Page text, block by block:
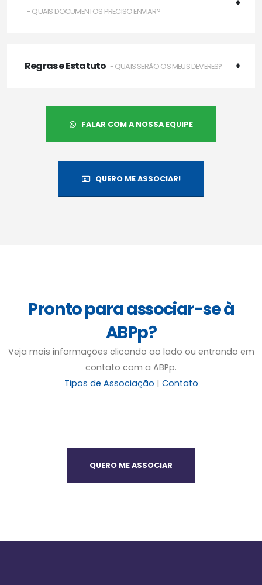
- QUAIS DOCUMENTOS PRECISO ENVIAR?
Regras e Estatuto - QUAIS SERÃO OS MEUS DEVERES?
FALAR COM A NOSSA EQUIPE
QUERO ME ASSOCIAR!
Pronto para associar-se à
ABPp?
Veja mais informações clicando ao lado ou entrando em
contato com a ABPp.
Tipos de Associação | Contato
QUERO ME ASSOCIAR